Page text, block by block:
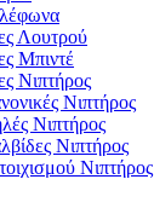
Λουτρού
Μπιντέ
Νιπτήρος
Νιπτήρος
Νιπτήρος
Νιπτήρος
Νιπτήρος